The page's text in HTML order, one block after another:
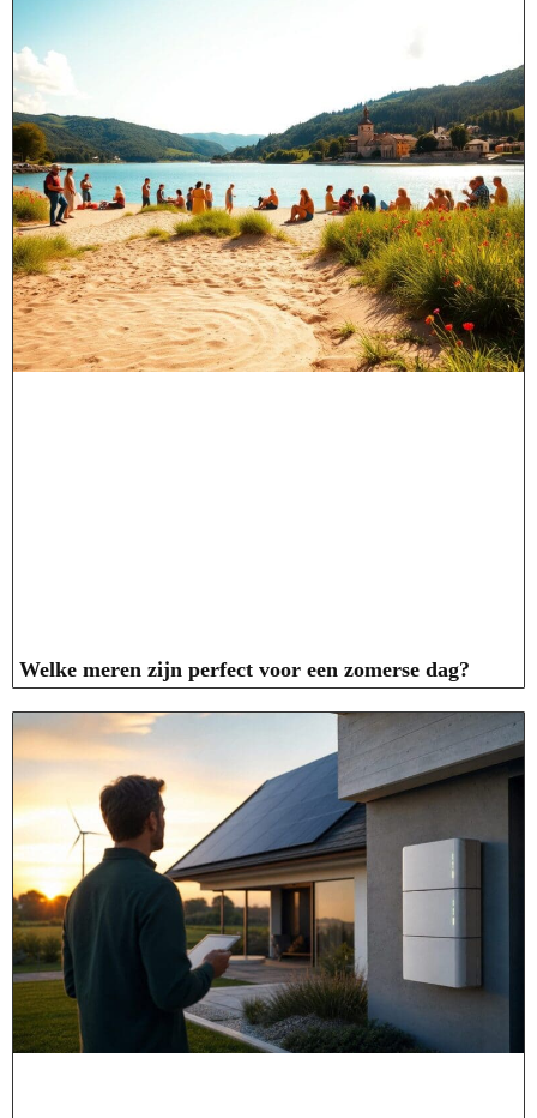
Welke meren zijn perfect voor een zomerse dag?